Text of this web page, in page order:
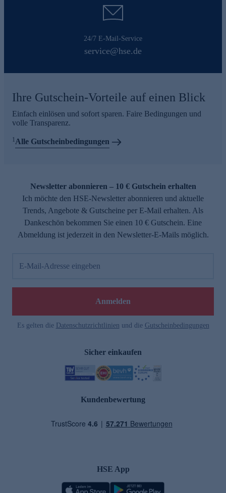
24/7 E-Mail-Service
service@hse.de
Ihre Gutschein-Vorteile auf einen Blick
Einfach einlösen und sofort sparen. Faire Bedingungen und
volle Transparenz.
1Alle Gutscheinbedingungen
Newsletter abonnieren – 10 € Gutschein erhalten
Ich möchte den HSE-Newsletter abonnieren und aktuelle
Trends, Angebote & Gutscheine per E-Mail erhalten. Als
Dankeschön bekommen Sie einen 10 € Gutschein. Eine
Abmeldung ist jederzeit in den Newsletter-E-Mails möglich.
E-Mail-Adresse eingeben
Anmelden
Es gelten die Datenschutzrichtlinien und die Gutscheinbedingungen
Sicher einkaufen
Kundenbewertung
HSE App